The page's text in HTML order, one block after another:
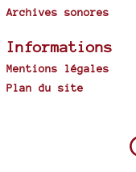
Archives sonores
Informations
Mentions légales
Plan du site